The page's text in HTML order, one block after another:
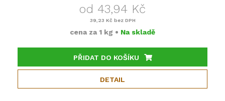
od 43,94 Kč
39,23 Kč bez DPH
cena za 1 kg • Na skladě
PŘIDAT DO KOŠÍKU
DETAIL